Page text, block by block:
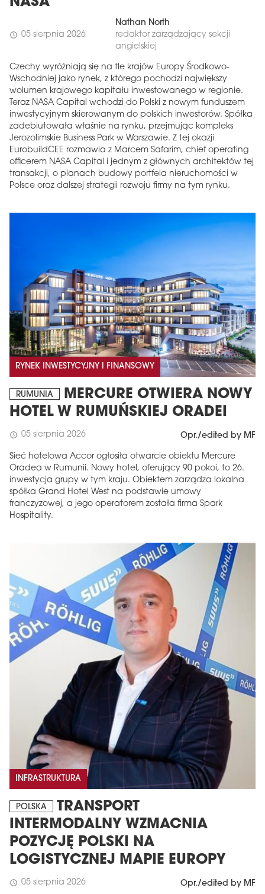
schedule 05 sierpnia 2026
Nathan North
redaktor zarządzający sekcji
angielskiej
Czechy wyróżniają się na tle krajów Europy Środkowo-
Wschodniej jako rynek, z którego pochodzi największy
wolumen krajowego kapitału inwestowanego w regionie.
Teraz NASA Capital wchodzi do Polski z nowym funduszem
inwestycyjnym skierowanym do polskich inwestorów. Spółka
zadebiutowała właśnie na rynku, przejmując kompleks
Jerozolimskie Business Park w Warszawie. Z tej okazji
EurobuildCEE rozmawia z Marcem Safarim, chief operating
officerem NASA Capital i jednym z głównych architektów tej
transakcji, o planach budowy portfela nieruchomości w
Polsce oraz dalszej strategii rozwoju firmy na tym rynku.
RYNEK INWESTYCYJNY I FINANSOWY
RUMUNIA
MERCURE OTWIERA NOWY
HOTEL W RUMUŃSKIEJ ORADEI
schedule 05 sierpnia 2026 Opr./edited by MF
Sieć hotelowa Accor ogłosiła otwarcie obiektu Mercure
Oradea w Rumunii. Nowy hotel, oferujący 90 pokoi, to 26.
inwestycja grupy w tym kraju. Obiektem zarządza lokalna
spółka Grand Hotel West na podstawie umowy
franczyzowej, a jego operatorem została firma Spark
Hospitality.
INFRASTRUKTURA
POLSKA
TRANSPORT
INTERMODALNY WZMACNIA
POZYCJĘ POLSKI NA
LOGISTYCZNEJ MAPIE EUROPY
schedule 05 sierpnia 2026 Opr./edited by MF